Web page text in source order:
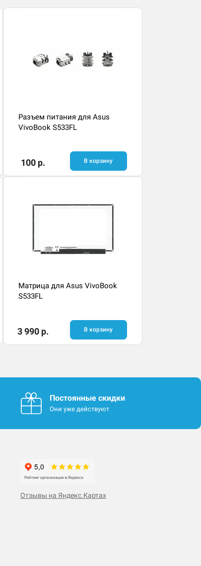
Разъем питания для Asus
VivoBook S533FL
100 р. В корзину
Матрица для Asus VivoBook
S533FL
3 990 р. В корзину
Постоянные скидки
Они уже действуют
Отзывы на Яндекс.Картах